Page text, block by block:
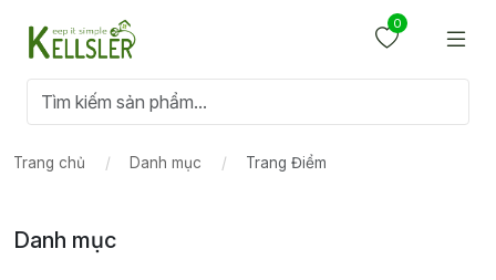
0
Trang chủ Danh mục Trang Điểm
Danh mục